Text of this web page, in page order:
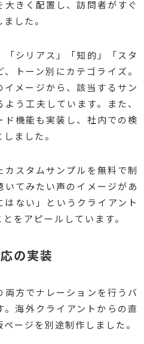
きく配置し、訪問者がすぐ
した。
シリアス」「知的」「スタ
トーン別にカテゴライズ。
イメージから、該当するサン
う工夫しています。また、
ド機能も実装し、社内での検
ました。
スタムサンプルを無料で制
いてみたい声のイメージがあ
ない」というクライアント
をアピールしています。
の実装
方でナレーションを行うバ
海外クライアントからの直
ージを別途制作しました。